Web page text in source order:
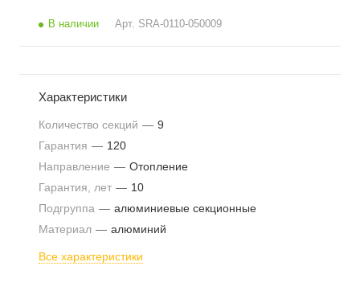
В наличии Арт. SRA-0110-050009
Характеристики
Количество секций — 9
Гарантия — 120
Направление — Отопление
Гарантия, лет — 10
Подгруппа — алюминиевые секционные
Материал — алюминий
Все характеристики